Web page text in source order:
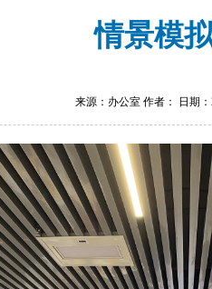
情景模
来源：办公室 作者： 日期：